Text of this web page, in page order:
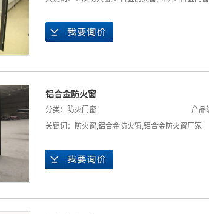
铝合金防火窗
分类： 防火门窗 产品
关键词：
防火窗,铝合金防火窗,铝合金防火窗厂家